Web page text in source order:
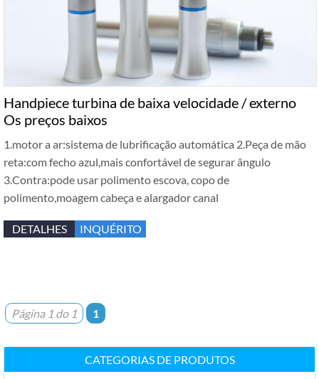
Handpiece turbina de baixa velocidade / externo
Os preços baixos
1.motor a ar:sistema de lubrificação automática 2.Peça de mão
reta:com fecho azul,mais confortável de segurar ângulo
3.Contra:pode usar polimento escova, copo de
polimento,moagem cabeça e alargador canal
DETALHES INQUÉRITO
Página 1 do 1 1
CATEGORIAS DE PRODUTOS